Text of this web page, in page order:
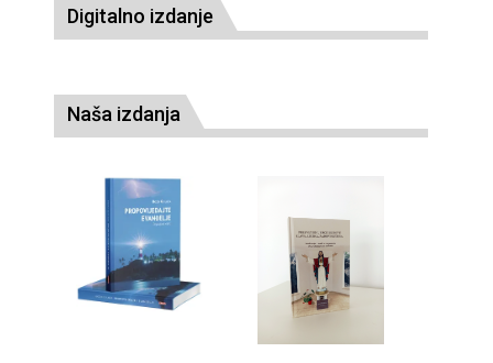
Digitalno izdanje
Naša izdanja